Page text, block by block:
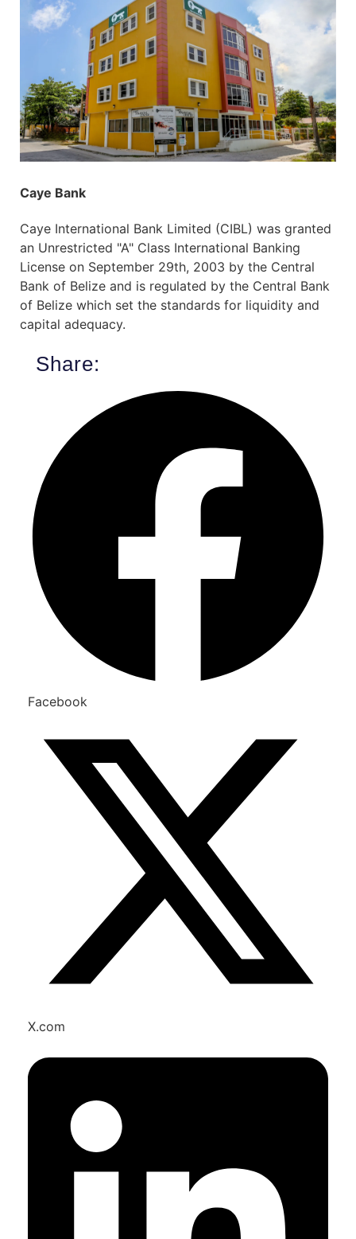
Caye Bank
Caye International Bank Limited (CIBL) was granted
an Unrestricted "A" Class International Banking
License on September 29th, 2003 by the Central
Bank of Belize and is regulated by the Central Bank
of Belize which set the standards for liquidity and
capital adequacy.
Share:
Facebook
X.com